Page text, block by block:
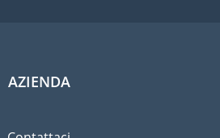
AZIENDA